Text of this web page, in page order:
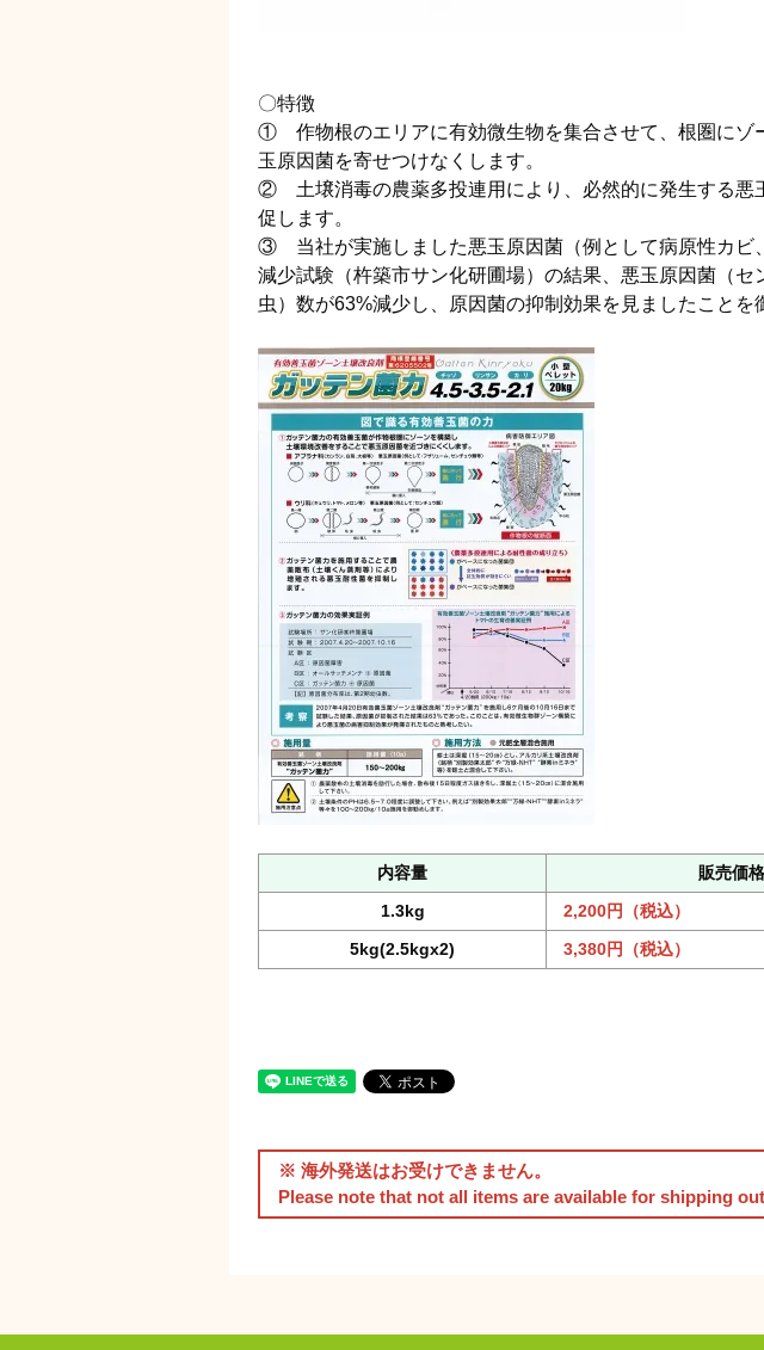
〇特徴
① 作物根のエリアに有効微生物を集合させて、根圏にゾ
玉原因菌を寄せつけなくします。
② 土壌消毒の農薬多投連用により、必然的に発生する悪
促します。
③ 当社が実施しました悪玉原因菌（例として病原性カビ
減少試験（杵築市サン化研圃場）の結果、悪玉原因菌（セ
虫）数が63%減少し、原因菌の抑制効果を見ましたことを
内容量
販売価格
1.3kg
2,200円（税込）
5kg(2.5kgx2)
3,380円（税込）
※ 海外発送はお受けできません。
Please note that not all items are available for shipping